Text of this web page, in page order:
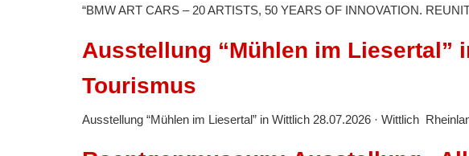
“BMW ART CARS – 20 ARTISTS, 50 YEARS OF INNOVATION.
Ausstellung “Mühlen im Liesertal”
Tourismus
Ausstellung “Mühlen im Liesertal” in Wittlich 28.07.2026 · Wittlich